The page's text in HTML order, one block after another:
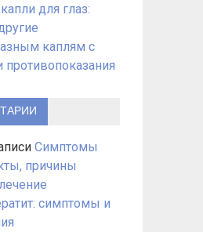
для глаз:
каплям с
Симптомы
причины
симптомы и